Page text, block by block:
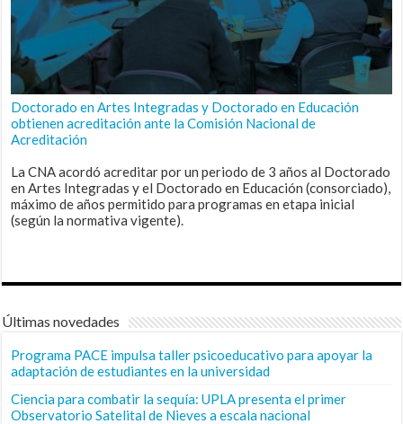
Doctorado en Artes Integradas y Doctorado en Educación
obtienen acreditación ante la Comisión Nacional de
Acreditación
La CNA acordó acreditar por un periodo de 3 años al Doctorado
en Artes Integradas y el Doctorado en Educación (consorciado),
máximo de años permitido para programas en etapa inicial
(según la normativa vigente).
Últimas novedades
Programa PACE impulsa taller psicoeducativo para apoyar la
adaptación de estudiantes en la universidad
Ciencia para combatir la sequía: UPLA presenta el primer
Observatorio Satelital de Nieves a escala nacional